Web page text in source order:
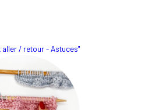
/ retour - Astuces"